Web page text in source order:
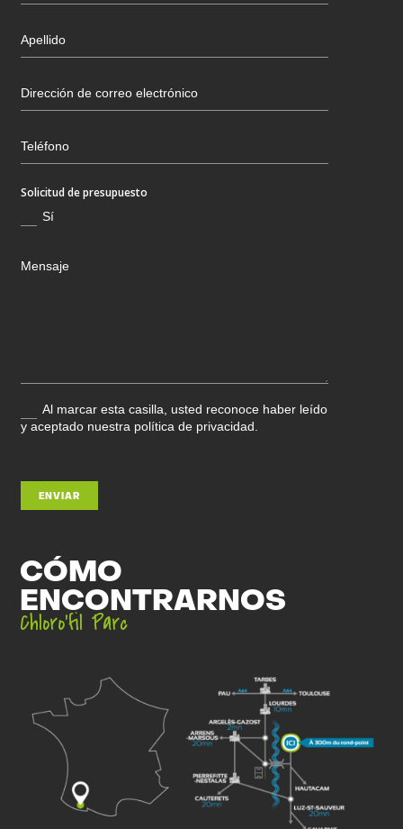
Solicitud de presupuesto
Sí
Al marcar esta casilla, usted reconoce haber leído
y aceptado nuestra política de privacidad.
ENVIAR
CÓMO
ENCONTRARNOS
Chloro’fil Parc